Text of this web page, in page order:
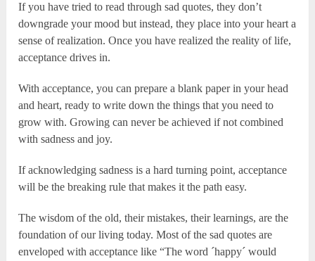
If you have tried to read through sad quotes, they don’t
downgrade your mood but instead, they place into your heart a
sense of realization. Once you have realized the reality of life,
acceptance drives in.
With acceptance, you can prepare a blank paper in your head
and heart, ready to write down the things that you need to
grow with. Growing can never be achieved if not combined
with sadness and joy.
If acknowledging sadness is a hard turning point, acceptance
will be the breaking rule that makes it the path easy.
The wisdom of the old, their mistakes, their learnings, are the
foundation of our living today. Most of the sad quotes are
enveloped with acceptance like “The word ´happy´ would